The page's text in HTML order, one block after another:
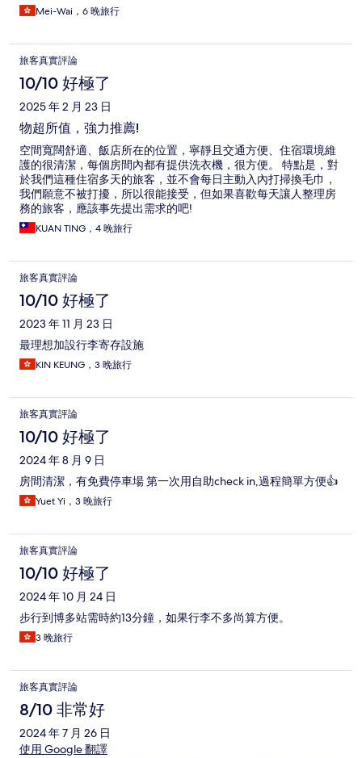
Mei-Wai，6 晚旅行
旅客真實評論
10/10 好極了
2025 年 2 月 23 日
物超所值，強力推薦!
空間寬闊舒適、飯店所在的位置，寧靜且交通方便、住宿環境維
護的很清潔，每個房間內都有提供洗衣機，很方便。 特點是，對
於我們這種住宿多天的旅客，並不會每日主動入內打掃換毛巾，
我們願意不被打擾，所以很能接受，但如果喜歡每天讓人整理房
務的旅客，應該事先提出需求的吧!
KUAN TING，4 晚旅行
旅客真實評論
10/10 好極了
2023 年 11 月 23 日
最理想加設行李寄存設施
KIN KEUNG，3 晚旅行
旅客真實評論
10/10 好極了
2024 年 8 月 9 日
房間清潔，有免費停車場 第一次用自助check in,過程簡單方便👍
Yuet Yi，3 晚旅行
旅客真實評論
10/10 好極了
2024 年 10 月 24 日
步行到博多站需時約13分鐘，如果行李不多尚算方便。
3 晚旅行
旅客真實評論
8/10 非常好
2024 年 7 月 26 日
使用 Google 翻譯